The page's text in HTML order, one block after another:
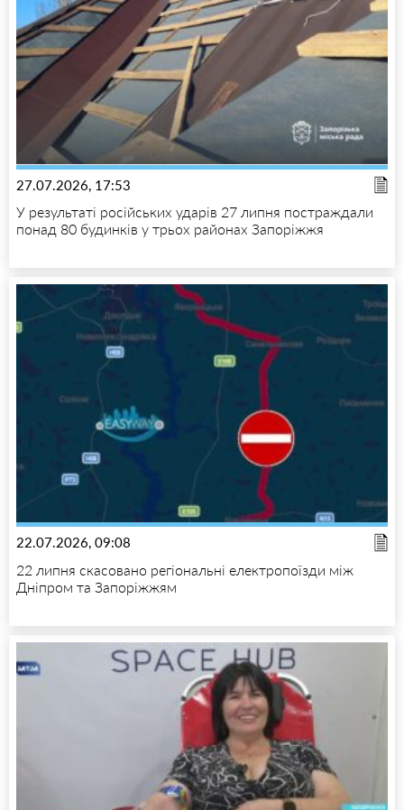
27.07.2026, 17:53
У результаті російських ударів 27 липня постраждали
понад 80 будинків у трьох районах Запоріжжя
22.07.2026, 09:08
22 липня скасовано регіональні електропоїзди між
Дніпром та Запоріжжям